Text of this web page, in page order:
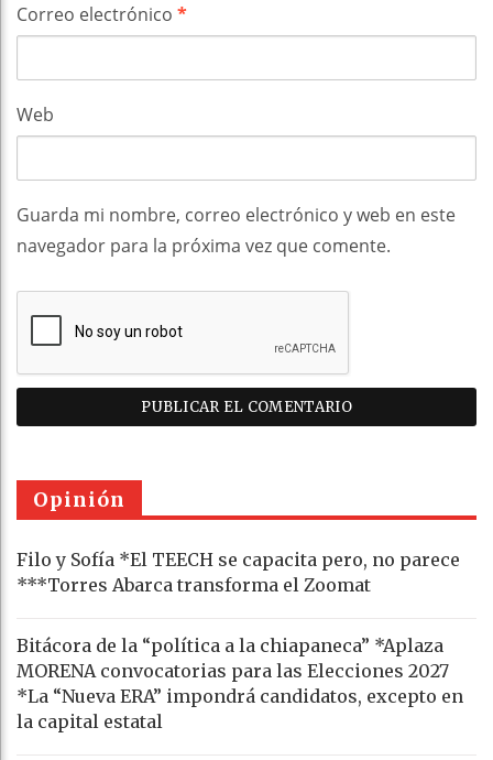
Correo electrónico *
Web
Guarda mi nombre, correo electrónico y web en este
navegador para la próxima vez que comente.
Opinión
Filo y Sofía *El TEECH se capacita pero, no parece
***Torres Abarca transforma el Zoomat
Bitácora de la “política a la chiapaneca” *Aplaza
MORENA convocatorias para las Elecciones 2027
*La “Nueva ERA” impondrá candidatos, excepto en
la capital estatal